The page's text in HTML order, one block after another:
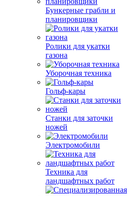
Бункерные грабли и
планировщики
Ролики для укатки
газона
Уборочная техника
Гольф-кары
Станки для заточки
ножей
Электромобили
Техника для
ландшафтных работ